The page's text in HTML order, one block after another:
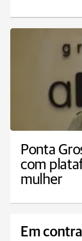
Ponta
com
mulher
Em